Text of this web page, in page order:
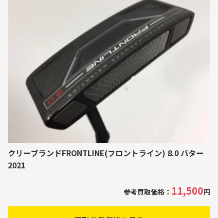
クリーブランドFRONTLINE(フロントライン) 8.0 パター
2021
参考買取価格： 11,500円